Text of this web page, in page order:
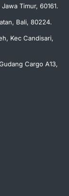
Timur, 60161.
Bali, 80224.
Kec Candisari,
Cargo A13,